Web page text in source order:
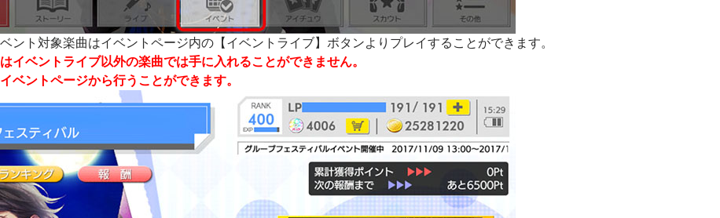
ント対象楽曲はイベントページ内の【イベントライブ】ボタンよりプレイすることができます。
イベントライブ以外の楽曲では手に入れることができません。
ベントページから行うことができます。